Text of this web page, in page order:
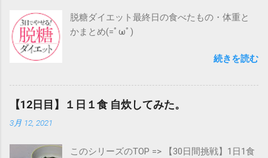
脱糖ダイエット最終日の食べたもの・体重と
かまとめ(=ﾟωﾟ)
続きを読む
【12日目】１日１食 自炊してみた。
3月 12, 2021
このシリーズのTOP => 【30日間挑戦】1日1食